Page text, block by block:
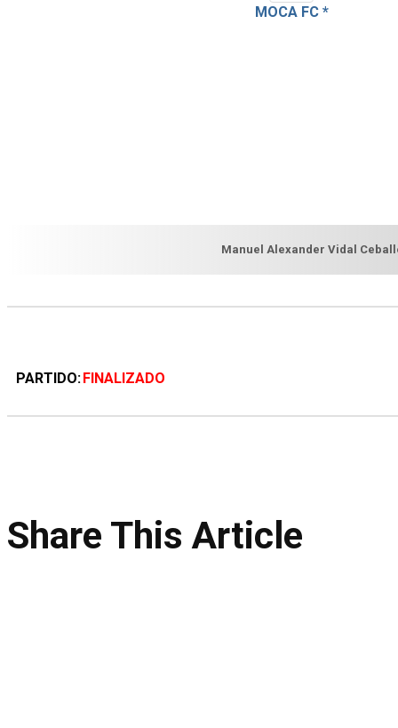
MOCA FC *
Manuel Alexander Vidal
PARTIDO FINALIZADO
Share This Article